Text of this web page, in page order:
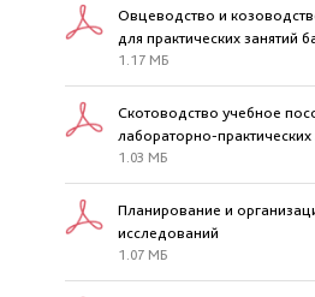
Овцеводство и
для практических занятий
1.17 МБ
Скотоводство учебное
лабораторно-практических
1.03 МБ
Планирование и
исследований
1.07 МБ